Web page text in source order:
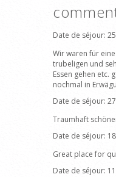
Date de séjour:
Wir waren für
trubeligen und
Essen gehen etc.
nochmal in
Date de séjour:
Traumhaft
Date de séjour:
Great place for
Date de séjour: